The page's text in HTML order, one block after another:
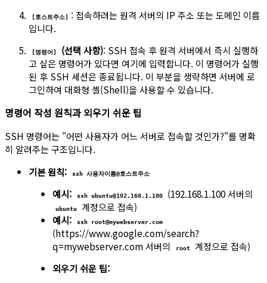
[호스트주소] : 접속하려는 원격 서버의 IP 주소 또는 도메인 이름
입니다.
[명령어] (선택 사항): SSH 접속 후 원격 서버에서 즉시 실행하
고 싶은 명령어가 있다면 여기에 입력합니다. 이 명령어가 실행
된 후 SSH 세션은 종료됩니다. 이 부분을 생략하면 서버에 로
그인하여 대화형 셸(Shell)을 사용할 수 있습니다.
명령어 작성 원칙과 외우기 쉬운 팁
SSH 명령어는 "어떤 사용자가 어느 서버로 접속할 것인가?"를 명확
히 알려주는 구조입니다.
기본 원칙:
ssh 사용자이름@호스트주소
예시: ssh ubuntu@192.168.1.100 (192.168.1.100 서버의
ubuntu
계정으로 접속)
예시:
ssh root@mywebserver.com
(https://www.google.com/search?
q=mywebserver.com 서버의
root
계정으로 접속)
외우기 쉬운 팁: